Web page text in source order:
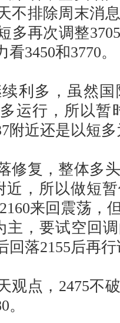
不排除周末消
多再次调整
3450和3770。
多，虽然国
运行，所以暂
附近还是以短
复，整体多头
近，所以做短
来回震荡，
，要试空回
回落2155后再
点，2475不